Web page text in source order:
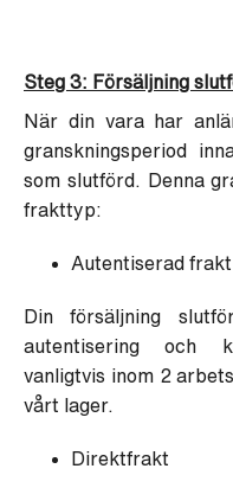
Steg 3: Försäljning
När din vara har
granskningsperiod
som slutförd. Denna
frakttyp:
Autentiserad frakt
Din försäljning
autentisering och
vanligtvis inom 2
vårt lager.
Direktfrakt